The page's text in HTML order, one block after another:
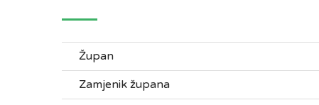
Župan
Zamjenik župana